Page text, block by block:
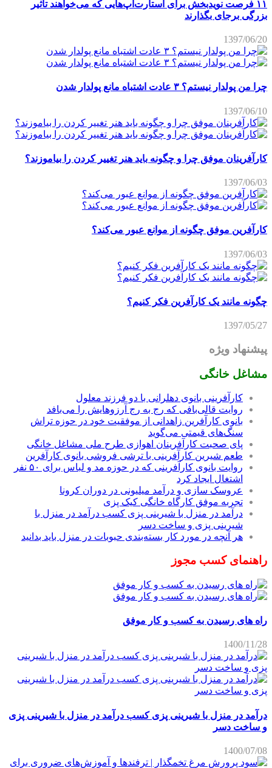
۱۱ فرصت نویدبخش برای استارت‌آپ‌هایی که می‌خواهند تاثیر
بزرگی برجای بگذارند
1397/06/20
چرا من پولدار نیستم؟ ۳ عادت اشتباه مانع پولدار شدن
1397/06/10
کارآفرینان موفق چرا و چگونه باید هنر تغییر کردن را بیاموزند؟
1397/06/03
کارآفرین موفق چگونه از موانع عبور می‌کند؟
1397/06/03
چگونه مانند یک کارآفرین فکر کنیم؟
1397/05/27
پیشنهاد ویژه
مشاغل خانگی
کارآفرینی بانوی دهلرانی با دو فرزند معلول
روایت قالی‌بافی که رج به رج آرزوهایش را می‌بافد
بانوی کارآفرین زاهدانی از موفقیت خود در حوزه تراش
سنگ‌های قیمتی می‌گوید
پای صحبت کارآفرینان اهوازی طرح ملی مشاغل خانگی
طعم شیرین کارآفرینی با ترشی فروشی بانوی کارآفرین
روایت بانوی کارآفرینی که در حوزه مد و لباس برای ۵۰ نفر
اشتغال ایجاد کرد
عروسک سازی و درآمد میلیونی در دوران کرونا
تجربه موفق کارگاه خانگی کیک پزی
درآمد در منزل با شیرینی پزی کسب درآمد در منزل با
شیرینی پزی و ساخت دسر
هر آنچه در مورد کار بسته‌بندی حبوبات در منزل باید بدانید
راهنمای کسب مجوز
راه های رسیدن به کسب و کار موفق
1400/11/28
درآمد در منزل با شیرینی پزی کسب درآمد در منزل با شیرینی پزی
و ساخت دسر
1400/07/08